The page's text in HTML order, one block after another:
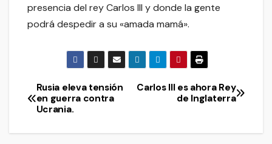
presencia del rey Carlos III y donde la gente
podrá despedir a su «amada mamá».
Navegación
de
Carlos III es ahora Rey
de Inglaterra
Rusia eleva tensión
en guerra contra
Ucrania.